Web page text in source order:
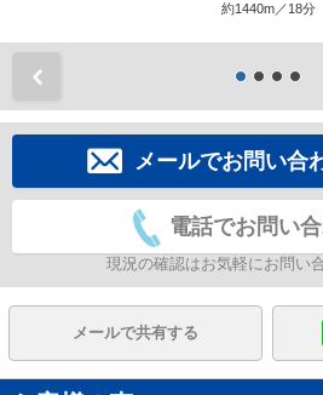
約1440m／18分
メールでお問い合
電話でお問い
現況の確認はお気軽にお問い
メールで共有する